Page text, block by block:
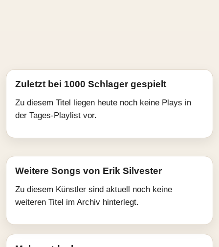
Zuletzt bei 1000 Schlager gespielt
Zu diesem Titel liegen heute noch keine Plays in
der Tages-Playlist vor.
Weitere Songs von Erik Silvester
Zu diesem Künstler sind aktuell noch keine
weiteren Titel im Archiv hinterlegt.